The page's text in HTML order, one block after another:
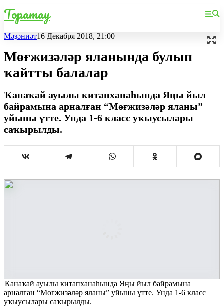
Торатау
Мәҙәниәт16 Декабря 2018, 21:00
Мөғжизәләр яланында булып
ҡайтты балалар
Ҡанаҡай ауылы китапханаһында Яңы йыл
байрамына арналған “Мөғжизәләр яланы”
уйыны үтте. Унда 1-6 класс уҡыусылары
саҡырылды.
Ҡанаҡай ауылы китапханаһында Яңы йыл байрамына
арналған “Мөғжизәләр яланы” уйыны үтте. Унда 1-6 класс
уҡыусылары саҡырылды.